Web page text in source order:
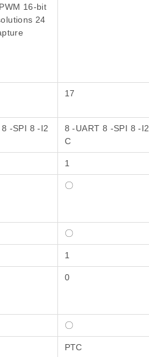
16-bit
24
17
-SPI 8 -I2
8 -UART 8 -SPI 8 -I2
C
1
〇
〇
1
0
〇
PTC